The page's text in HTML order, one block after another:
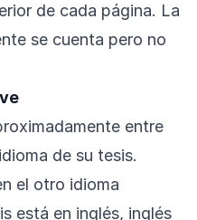
de cada página. La
se cuenta pero no
entre
de su tesis.
el otro idioma
está en inglés, inglés